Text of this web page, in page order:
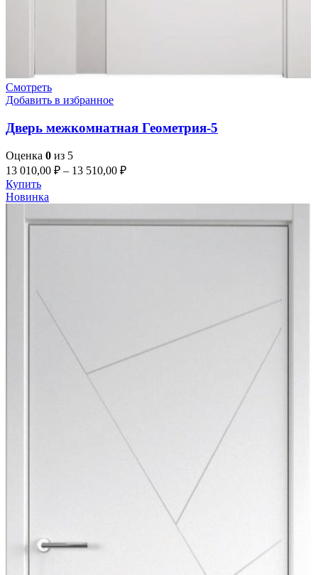
Смотреть
Добавить в избранное
Дверь межкомнатная Геометрия-5
Оценка 0 из 5
13 010,00 ₽ – 13 510,00 ₽
Купить
Новинка